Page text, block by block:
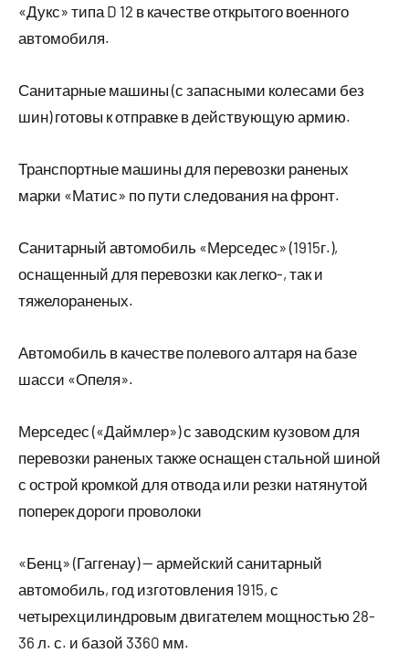
«Дукс» типа D 12 в качестве открытого военного
автомобиля.
Санитарные машины (с запасными колесами без
шин) готовы к отправке в действующую армию.
Транспортные машины для перевозки раненых
марки «Матис» по пути следования на фронт.
Санитарный автомобиль «Мерседес» (1915г.),
оснащенный для перевозки как легко-, так и
тяжелораненых.
Автомобиль в качестве полевого алтаря на базе
шасси «Опеля».
Мерседес («Даймлер») с заводским кузовом для
перевозки раненых также оснащен стальной шиной
с острой кромкой для отвода или резки натянутой
поперек дороги проволоки
«Бенц» (Гаггенау) — армейский санитарный
автомобиль, год изготовления 1915, с
четырехцилиндровым двигателем мощностью 28-
36 л. с. и базой 3360 мм.